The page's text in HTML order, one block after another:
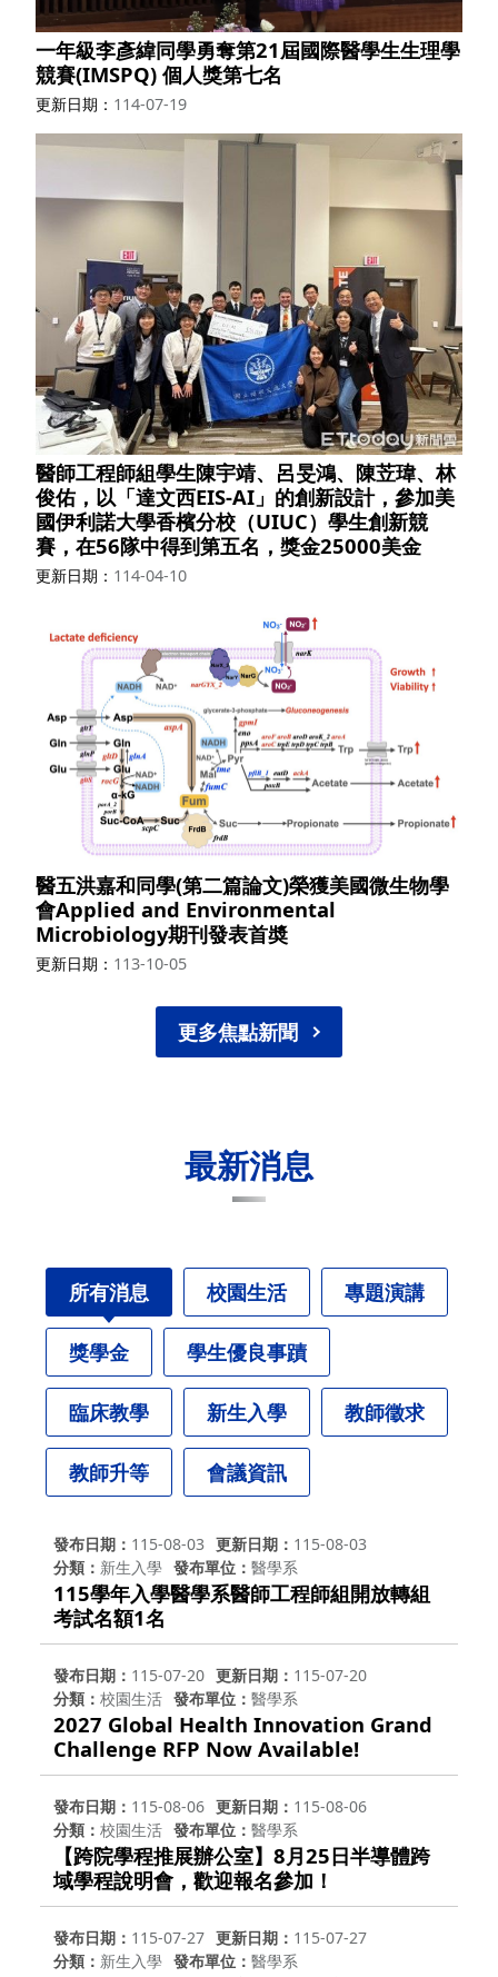
一年級李彥緯同學勇奪第21屆國際醫學生生理學
競賽(IMSPQ) 個人獎第七名
更新日期 114-07-19
醫師工程師組學生陳宇靖、呂旻鴻、陳苙瑋、林
俊佑，以「達文西EIS-AI」的創新設計，參加美
國伊利諾大學香檳分校（UIUC）學生創新競
賽，在56隊中得到第五名，獎金25000美金
更新日期 114-04-10
醫五洪嘉和同學(第二篇論文)榮獲美國微生物學
會Applied and Environmental
Microbiology期刊發表首奬
更新日期 113-10-05
更多焦點新聞
最新消息
所有消息 校園生活 專題演講
獎學金 學生優良事蹟
臨床教學 新生入學 教師徵求
教師升等 會議資訊
發布日期 115-08-03 更新日期
115-08-03
分類
新生入學 發布單位 醫學系
115學年入學醫學系醫師工程師組開放轉組
考試名額1名
發布日期 115-07-20 更新日期
115-07-20
分類
校園生活 發布單位 醫學系
2027 Global Health Innovation Grand
Challenge RFP Now Available!
發布日期 115-08-06 更新日期
115-08-06
分類
校園生活 發布單位 醫學系
【跨院學程推展辦公室】8月25日半導體跨
域學程說明會，歡迎報名參加！
發布日期 115-07-27 更新日期
115-07-27
分類
新生入學 發布單位 醫學系